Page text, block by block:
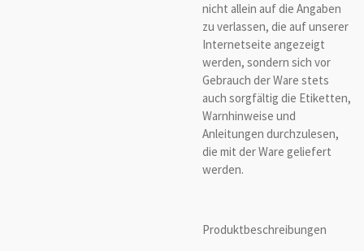
nicht allein auf die Angaben
zu verlassen, die auf unserer
Internetseite angezeigt
werden, sondern sich vor
Gebrauch der Ware stets
auch sorgfältig die Etiketten,
Warnhinweise und
Anleitungen durchzulesen,
die mit der Ware geliefert
werden.
Produktbeschreibungen